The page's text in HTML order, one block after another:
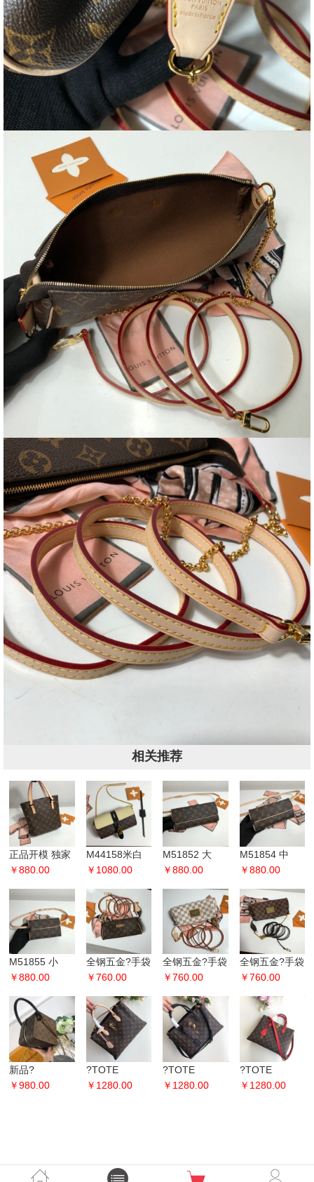
相关推荐
正品开模 独家
首发实拍
拎薇薇安中古
女包
￥880.00
M44158米白
色?GLASSES
2018秋
￥1080.00
M51852 大
号！配盒子！
Monogram面
料搭
￥880.00
M51854 中
号！配盒子！
Monogram面
料搭
￥880.00
M51855 小
号！配盒子！
花腰包 胸包
￥880.00
全钢五金?手袋
95567以
成的Eva手
￥760.00
全钢五金?手袋
N55214以
成的Eva
￥760.00
全钢五金?手袋
N55213以
成的Eva
￥760.00
新品?
SQUARE 手袋
￥980.00
?TOTE
FLEUR 手袋
￥1280.00
?TOTE
FLEUR 手袋
￥1280.00
?TOTE
FLEUR 手袋
￥1280.00